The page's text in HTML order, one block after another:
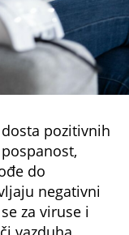
pozitivnih
do
negativni
za viruse i